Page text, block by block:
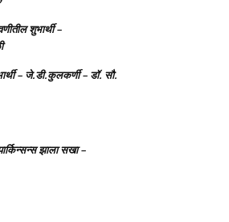
शुभार्थी –
– जे.डी.कुलकर्णी – डॉ. सौ.
झाला सखा –